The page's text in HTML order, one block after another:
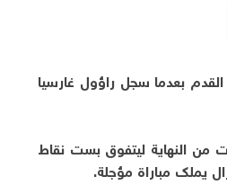
بعدما سجل راؤول غارسيا
ثلاث جولات من النهاية ليتفوق بست نقاط
يملك مباراة مؤجلة.